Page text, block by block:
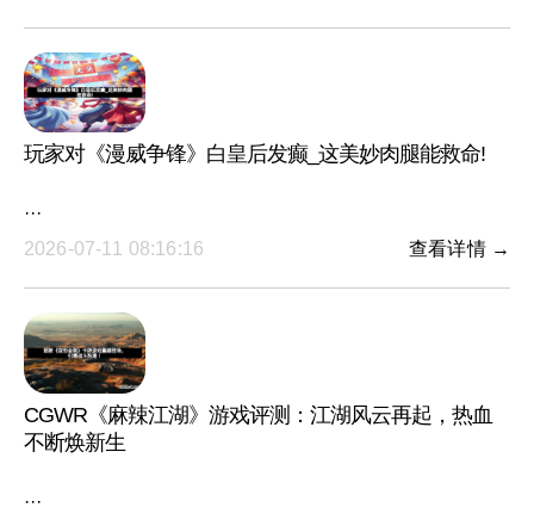
玩家对《漫威争锋》白皇后发癫_这美妙肉腿能救命!
···
2026-07-11 08:16:16
查看详情 →
CGWR《麻辣江湖》游戏评测：江湖风云再起，热血
不断焕新生
···